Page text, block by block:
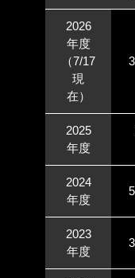
2026
年度
（7/17
現
在）
2025
年度
2024
年度
2023
年度